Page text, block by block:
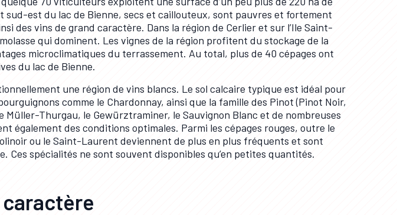
sud-est du lac de Bienne, secs et caillouteux, sont pauvres et fortement
des vins de grand caractère. Dans la région de Cerlier et sur l’Ile Saint-
qui dominent. Les vignes de la région profitent du stockage de la
microclimatiques du terrassement. Au total, plus de 40 cépages ont
du lac de Bienne.
une région de vins blancs. Le sol calcaire typique est idéal pour
comme le Chardonnay, ainsi que la famille des Pinot (Pinot Noir,
Müller-Thurgau, le Gewürztraminer, le Sauvignon Blanc et de nombreuses
également des conditions optimales. Parmi les cépages rouges, outre le
ou le Saint-Laurent deviennent de plus en plus fréquents et sont
Ces spécialités ne sont souvent disponibles qu’en petites quantités.